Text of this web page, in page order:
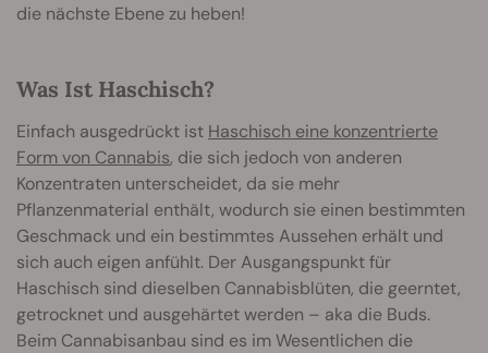
die nächste Ebene zu heben!
Was Ist Haschisch?
Einfach ausgedrückt ist Haschisch eine konzentrierte
Form von Cannabis, die sich jedoch von anderen
Konzentraten unterscheidet, da sie mehr
Pflanzenmaterial enthält, wodurch sie einen bestimmten
Geschmack und ein bestimmtes Aussehen erhält und
sich auch eigen anfühlt. Der Ausgangspunkt für
Haschisch sind dieselben Cannabisblüten, die geerntet,
getrocknet und ausgehärtet werden – aka die Buds.
Beim Cannabisanbau sind es im Wesentlichen die